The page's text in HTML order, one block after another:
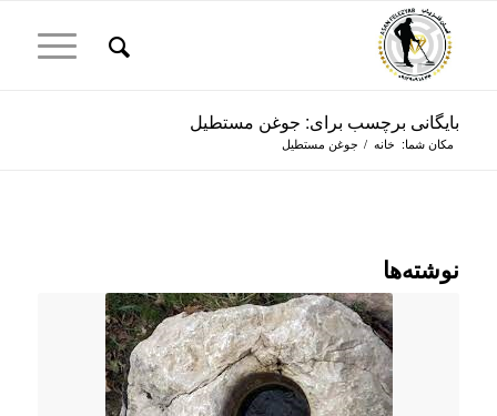
بایگانی برچسب برای: جوغن مستطیل
مکان شما: خانه / جوغن مستطیل
نوشته‌ها